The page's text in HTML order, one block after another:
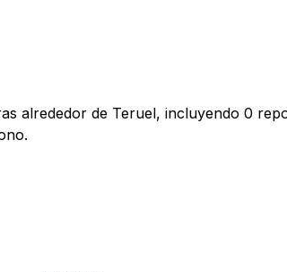
alrededor de Teruel, incluyendo 0